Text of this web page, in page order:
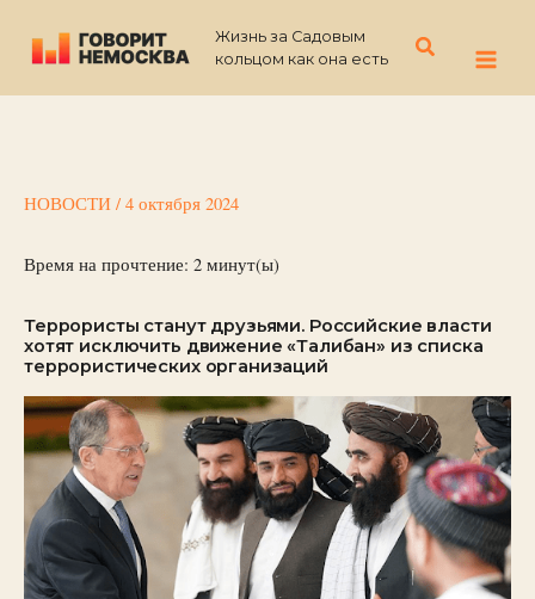
содержимому
Жизнь за Садовым
кольцом как она есть
Поиск
НОВОСТИ / 4 октября 2024
Время на прочтение: 2 минут(ы)
Террористы станут друзьями. Российские власти
хотят исключить движение «Талибан» из списка
террористических организаций